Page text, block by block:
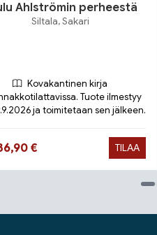
Ahlströmin perheestä
Siltala, Sakari
Kovakantinen kirja
Tuote ilmestyy
ja toimitetaan sen jälkeen.
nyt
€ TILAA